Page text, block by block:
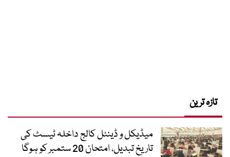
تازہ ترین
میڈیکل و ڈینٹل کالج داخلہ ٹیسٹ کی
تاریخ تبدیل، امتحان 20 ستمبر کو ہوگا